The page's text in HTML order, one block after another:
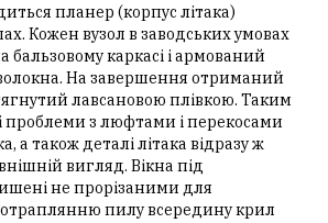
планер (корпус літака)
Кожен вузол в заводських умовах
бальзовому каркасі і армований
На завершення отриманий
лавсановою плівкою. Таким
проблеми з люфтами і перекосами
а також деталі літака відразу ж
вигляд. Вікна під
не прорізаними для
пилу всередину крил